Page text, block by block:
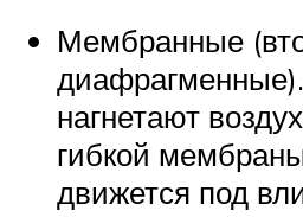
Мембранные
нагнетают
гибкой
движется под